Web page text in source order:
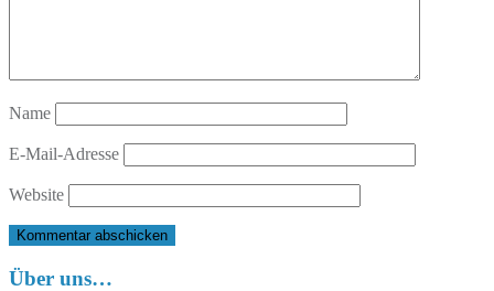
Name
E-Mail-Adresse
Website
Über uns…